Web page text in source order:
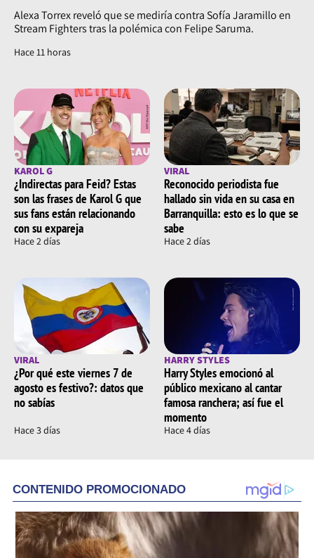
Alexa Torrex reveló que se mediría contra Sofía Jaramillo en
Stream Fighters tras la polémica con Felipe Saruma.
Hace 11 horas
KAROL G
¿Indirectas para Feid? Estas
son las frases de Karol G que
sus fans están relacionando
con su expareja
Hace 2 días
VIRAL
Reconocido periodista fue
hallado sin vida en su casa en
Barranquilla: esto es lo que se
sabe
Hace 2 días
VIRAL
¿Por qué este viernes 7 de
agosto es festivo?: datos que
no sabías
Hace 3 días
HARRY STYLES
Harry Styles emocionó al
público mexicano al cantar
famosa ranchera; así fue el
momento
Hace 4 días